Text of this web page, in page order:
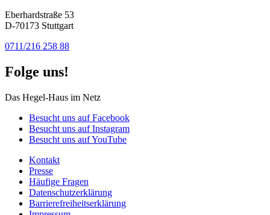
Eberhardstraße 53
D-70173 Stuttgart
0711/216 258 88
Folge uns!
Das Hegel-Haus im Netz
Besucht uns auf Facebook
Besucht uns auf Instagram
Besucht uns auf YouTube
Kontakt
Presse
Häufige Fragen
Datenschutzerklärung
Barrierefreiheitserklärung